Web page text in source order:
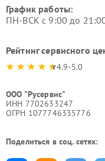
График работы:
ПН-ВСК с 9:00 до
Рейтинг сервисного
4.9-5.0
ООО "Русервис"
ИНН 7702633247
ОГРН 1077746335776
Поделиться в соц. сетях: